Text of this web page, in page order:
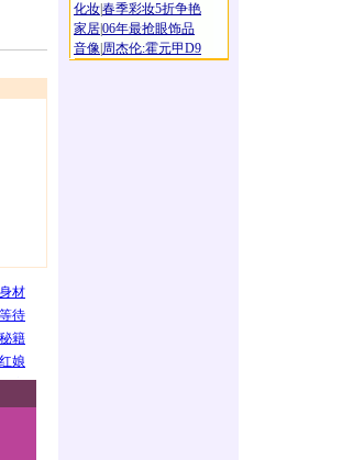
化妆春季彩妆5折争艳
家居06年最抢眼饰品
音像 周杰伦:霍元甲D9